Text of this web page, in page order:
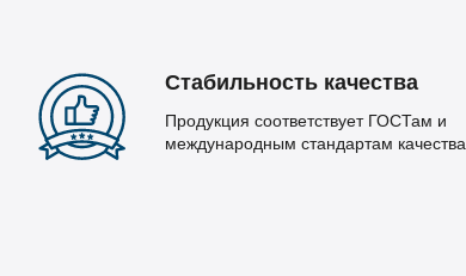
Стабильность качества
Продукция соответствует ГОСТам и
международным стандартам качества